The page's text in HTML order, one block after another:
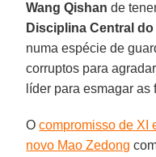
Wang Qishan de
Disciplina Central
numa espécie de
corruptos para
líder para esmagar as
Ocompromisso de XI
novo Mao Zedong